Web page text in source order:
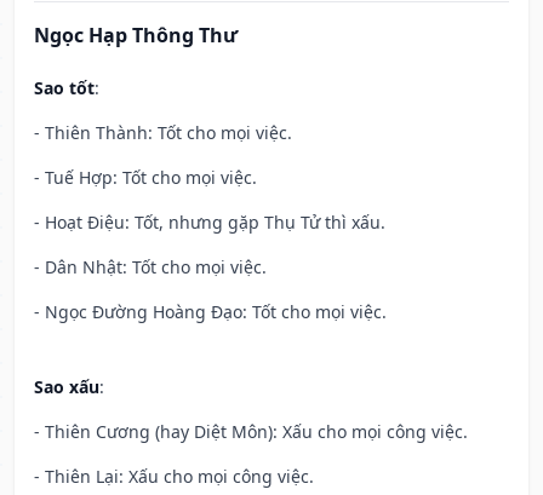
Ngọc Hạp Thông Thư
Sao tốt:
- Thiên Thành: Tốt cho mọi việc.
- Tuế Hợp: Tốt cho mọi việc.
- Hoạt Điệu: Tốt, nhưng gặp Thụ Tử thì xấu.
- Dân Nhật: Tốt cho mọi việc.
- Ngọc Đường Hoàng Đạo: Tốt cho mọi việc.
Sao xấu:
- Thiên Cương (hay Diệt Môn): Xấu cho mọi công việc.
- Thiên Lại: Xấu cho mọi công việc.